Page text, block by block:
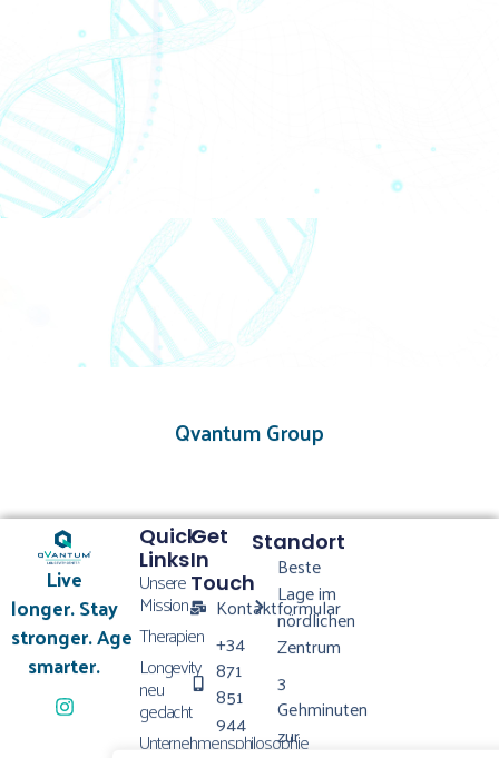
Qvantum Group
Live
longer. Stay
stronger. Age
smarter.
Quick
Links
Unsere
Mission
Therapien
Longevity
neu
gedacht
Unternehmensphilosophie
Get
In
Touch
Kontaktformular
+34
871
851
944
Standort
Beste
Lage im
nördlichen
Zentrum
3
Gehminuten
zur